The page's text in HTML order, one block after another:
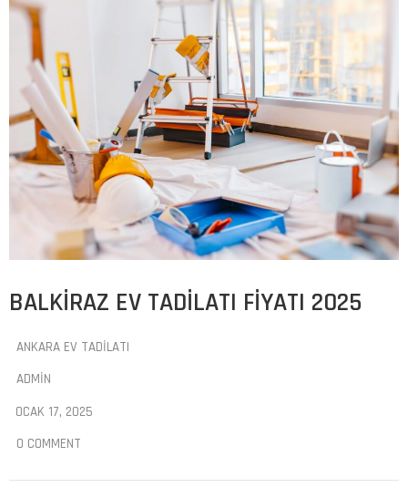
BALKIRAZ EV TADILATI FIYATI 2025
ANKARA EV TADILATI
ADMIN
OCAK 17, 2025
0 COMMENT